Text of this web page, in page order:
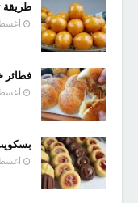
طريقة
أغسطس
فطائر
أغسطس
أغسطس